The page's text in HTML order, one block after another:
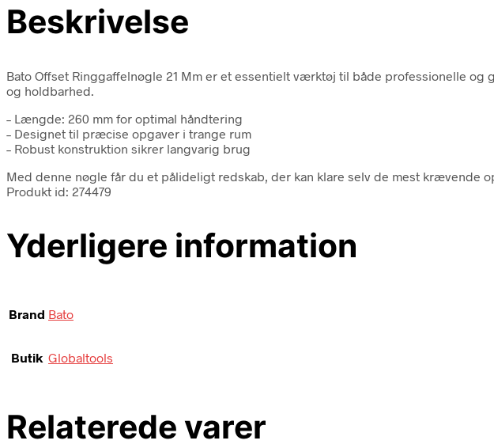
Beskrivelse
Bato Offset Ringgaffelnøgle 21 Mm er et essentielt værktøj til både professionelle
og holdbarhed.
– Længde: 260 mm for optimal håndtering
– Designet til præcise opgaver i trange rum
– Robust konstruktion sikrer langvarig brug
Med denne nøgle får du et pålideligt redskab, der kan klare selv de mest krævende
Produkt id: 274479
Yderligere information
Brand Bato
Butik Globaltools
Relaterede varer